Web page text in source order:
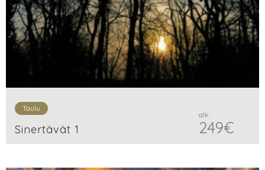
Taulu
Sinertävät 1
alk.
249€